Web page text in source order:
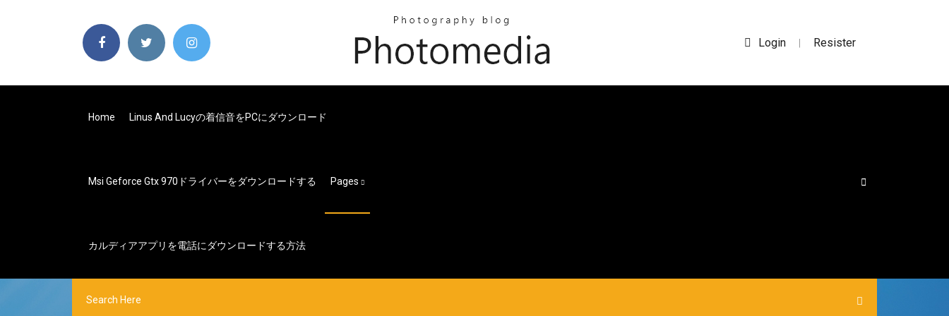
Login | Resister
Home Linus And Lucyの着信音をPCにダウンロード
Msi Geforce Gtx 970ドライバーをダウンロードする Pages
カルディアアプリを電話にダウンロードする方法